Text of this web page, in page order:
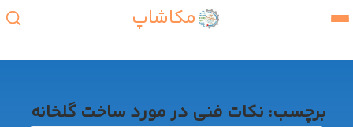
مکاشاپ
برچسب: نکات فنی در مورد ساخت گلخانه